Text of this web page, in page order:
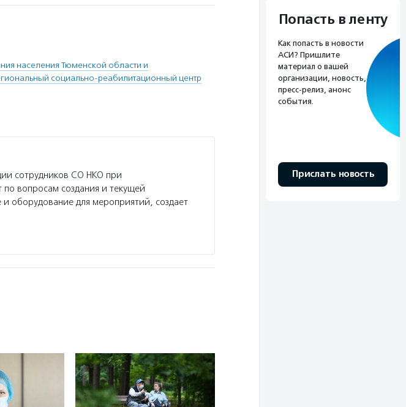
населения Тюменской области и
социально-реабилитационный центр
сотрудников СО НКО при
по вопросам создания и текущей
оборудование для мероприятий, создает
Попасть в ленту
Как попасть в новости
АСИ? Пришлите
материал о вашей
организации, новость,
пресс-релиз, анонс
события.
Прислать новость